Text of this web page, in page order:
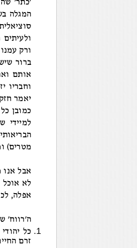
'כתר'
המגלה
ורק
ברור
אותם
וחבריו
יאמר
כמובן
למיידי
מטרים)
אבל אנו
לא אוכל
אפלה,
ה'רווח'
כל
זרם